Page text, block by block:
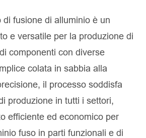
di fusione di alluminio è un
e versatile per la produzione di
componenti con diverse
colata in sabbia alla
il processo soddisfa
produzione in tutti i settori,
efficiente ed economico per
fuso in parti funzionali e di